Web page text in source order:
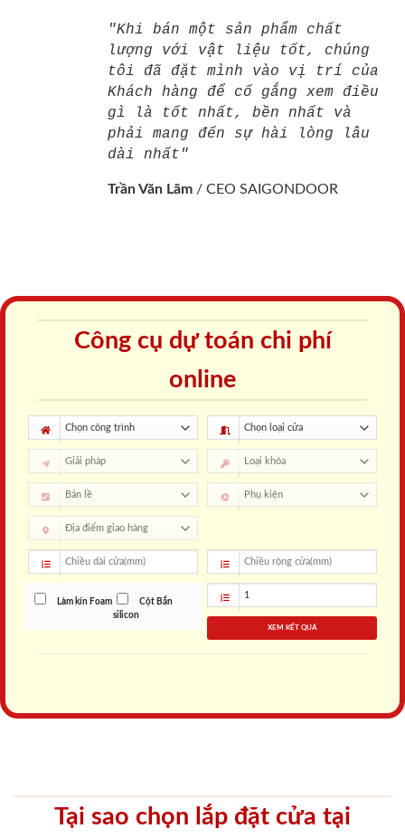
"Khi bán một sản phẩm chất
lượng với vật liệu tốt, chúng
tôi đã đặt mình vào vị trí của
Khách hàng để cố gắng xem điều
gì là tốt nhất, bền nhất và
phải mang đến sự hài lòng lâu
dài nhất"
Trần Văn Lãm / CEO SAIGONDOOR
Công cụ dự toán chi phí
online
Làm kín Foam
Cột Bắn
silicon
XEM KẾT QUẢ
Tại sao chọn lắp đặt cửa tại